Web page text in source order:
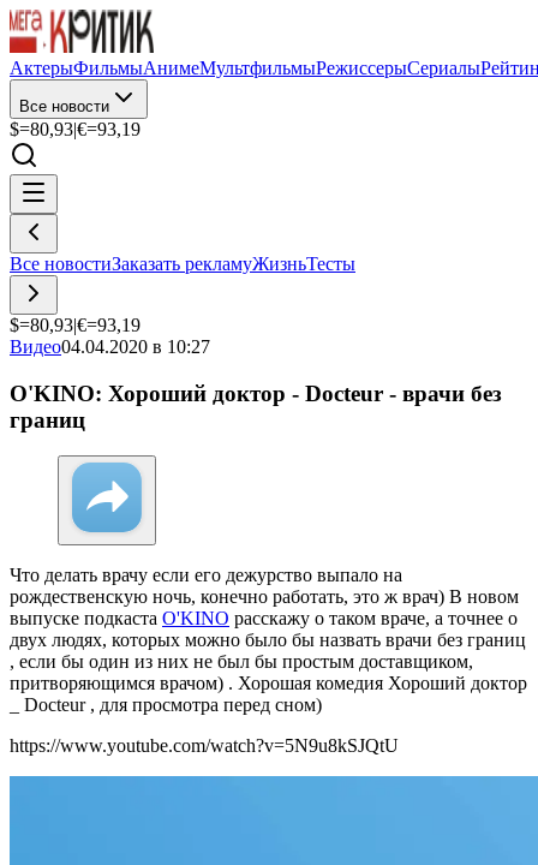
АктерыФильмыАнимеМультфильмыРежиссерыСериалы
Все новости
$=80,93|€=93,19
Все новостиЗаказать рекламуЖизньТесты
$=80,93|€=93,19
Видео04.04.2020 в 10:27
O'KINO: Хороший доктор - Docteur - врачи без
границ
Что делать врачу если его дежурство выпало на
рождественскую ночь, конечно работать, это ж врач) В новом
выпуске подкаста O'KINO расскажу о таком враче, а точнее о
двух людях, которых можно было бы назвать врачи без границ
, если бы один из них не был бы простым доставщиком,
притворяющимся врачом) . Хорошая комедия Хороший доктор
_ Docteur , для просмотра перед сном)
https://www.youtube.com/watch?v=5N9u8kSJQtU